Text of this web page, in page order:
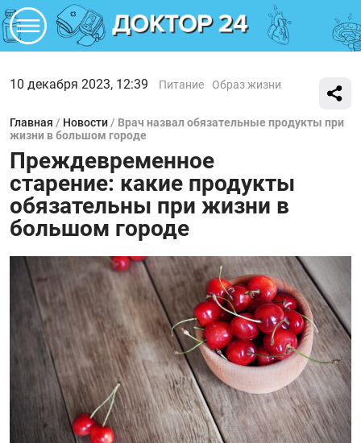
10 декабря 2023, 12:39 Питание Образ жизни
Главная / Новости / Врач назвал обязательные продукты при
жизни в большом городе
Преждевременное
старение: какие продукты
обязательны при жизни в
большом городе